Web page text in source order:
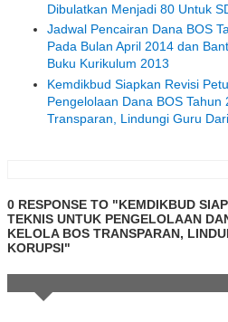
Dibulatkan Menjadi 80 Untuk
Jadwal Pencairan Dana BOS
Pada Bulan April 2014 dan
Buku Kurikulum 2013
Kemdikbud Siapkan Revisi
Pengelolaan Dana BOS Tahun
Transparan, Lindungi Guru
0 RESPONSE TO "KEMDIKBUD
TEKNIS UNTUK PENGELOLAAN
KELOLA BOS TRANSPARAN,
KORUPSI"